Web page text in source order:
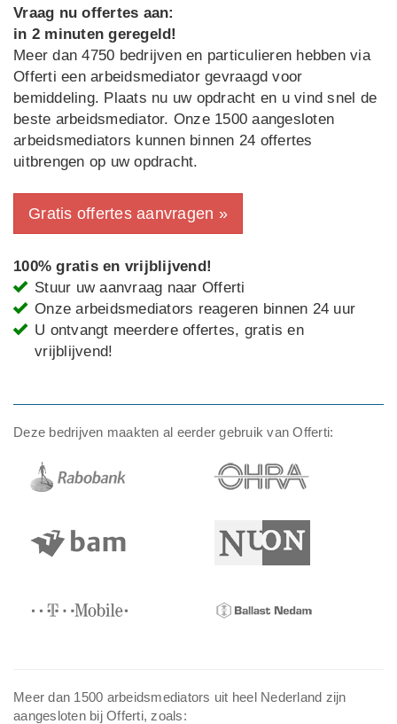
Vraag nu offertes aan:
in 2 minuten geregeld!
Meer dan 4750 bedrijven en particulieren hebben via
Offerti een arbeidsmediator gevraagd voor
bemiddeling. Plaats nu uw opdracht en u vind snel de
beste arbeidsmediator. Onze 1500 aangesloten
arbeidsmediators kunnen binnen 24 offertes
uitbrengen op uw opdracht.
Gratis offertes aanvragen »
100% gratis en vrijblijvend!
Stuur uw aanvraag naar Offerti
Onze arbeidsmediators reageren binnen 24 uur
U ontvangt meerdere offertes, gratis en
vrijblijvend!
Deze bedrijven maakten al eerder gebruik van Offerti:
Meer dan 1500 arbeidsmediators uit heel Nederland zijn
aangesloten bij Offerti, zoals: